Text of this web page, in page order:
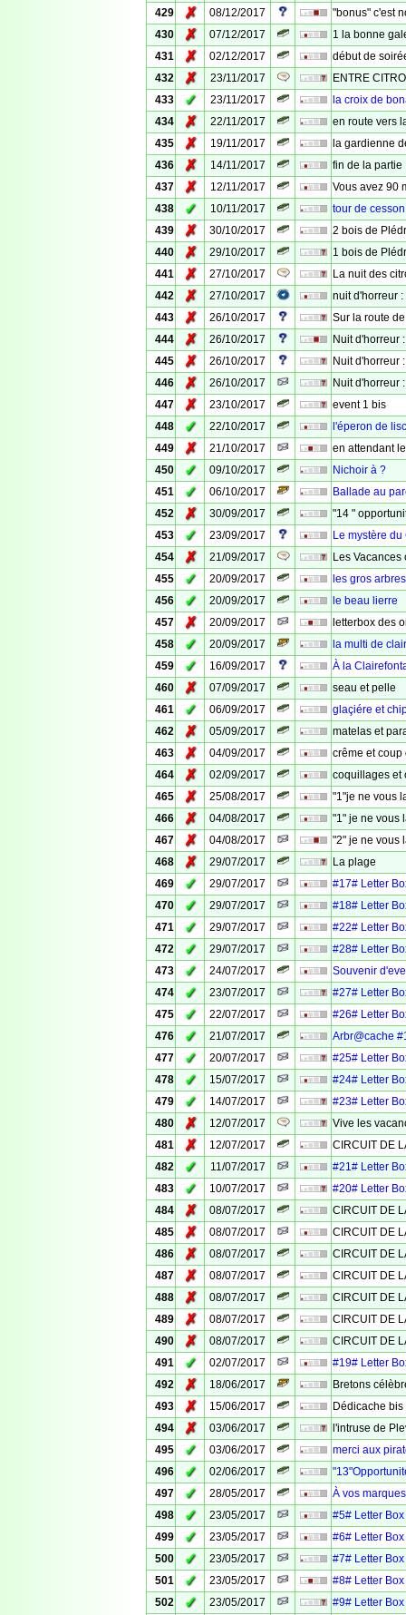
429 ✗ 08/12/2017
"bonus" c'est
430
✗ 07/12/2017
1 la bonne
431
✗ 02/12/2017
début de
432
✗ 23/11/2017
ENTRE
433
✓ 23/11/2017
la croix de
434
✗ 22/11/2017
en route vers
435
✗ 19/11/2017
la gardienne
436
✗ 14/11/2017
fin de la partie
437
✗ 12/11/2017
Vous avez 90
438
✓ 10/11/2017
tour de cesson
439
✗ 30/10/2017
2 bois de
440
✗ 29/10/2017
1 bois de
441
✗ 27/10/2017
La nuit des
442
✗ 27/10/2017
nuit d'horreur
443
✗ 26/10/2017
Sur la route
444
✗ 26/10/2017
Nuit d'horreur
445
✗ 26/10/2017
Nuit d'horreur
446
✗ 26/10/2017
Nuit d'horreur
447
✗ 23/10/2017
event 1 bis
448
✓ 22/10/2017
l'éperon de
449
✗ 21/10/2017
en attendant
450
✓ 09/10/2017
Nichoir à ?
451
✓ 06/10/2017
Ballade au
452
✗ 30/09/2017
"14 "
453
✓ 23/09/2017
Le mystère
454
✗ 21/09/2017
Les Vacances
455
✓ 20/09/2017
les gros arbres
456
✓ 20/09/2017
le beau lierre
457
✗ 20/09/2017
letterbox des
458
✓ 20/09/2017
la multi de
459
✓ 16/09/2017
À la
460
✗ 07/09/2017
seau et pelle
461
✓ 06/09/2017
glaçiére et
462
✗ 05/09/2017
matelas et
463
✗ 04/09/2017
crême et coup
464
✗ 02/09/2017
coquillages et
465
✗ 25/08/2017
"1"je ne vous
466
✗ 04/08/2017
"1" je ne vous
467
✗ 04/08/2017
"2" je ne vous
468
✗ 29/07/2017
La plage
469
✓ 29/07/2017
#17# Letter
470
✓ 29/07/2017
#18# Letter
471
✓ 29/07/2017
#22# Letter
472
✓ 29/07/2017
#28# Letter
473
✓ 24/07/2017
Souvenir
474
✓ 23/07/2017
#27# Letter
475
✓ 22/07/2017
#26# Letter
476
✓ 21/07/2017
Arbr@cache
477
✓ 20/07/2017
#25# Letter
478
✓ 15/07/2017
#24# Letter
479
✓ 14/07/2017
#23# Letter
480
✗ 12/07/2017
Vive les
481
✗ 12/07/2017
CIRCUIT DE
482
✓ 11/07/2017
#21# Letter
483
✓ 10/07/2017
#20# Letter
484
✗ 08/07/2017
CIRCUIT DE
485
✗ 08/07/2017
CIRCUIT DE
486
✗ 08/07/2017
CIRCUIT DE
487
✗ 08/07/2017
CIRCUIT DE
488
✗ 08/07/2017
CIRCUIT DE
489
✗ 08/07/2017
CIRCUIT DE
490
✗ 08/07/2017
CIRCUIT DE
491
✓ 02/07/2017
#19# Letter
492
✗ 18/06/2017
Bretons
493
✗ 15/06/2017
Dédicache
494
✗ 03/06/2017
l'intruse de
495
✓ 03/06/2017
merci aux
496
✓ 02/06/2017
497
✓ 28/05/2017
À vos
498
✓ 23/05/2017
#5# Letter
499
✓ 23/05/2017
#6# Letter
500
✓ 23/05/2017
#7# Letter
501
✓ 23/05/2017
#8# Letter
502
✓ 23/05/2017
#9# Letter